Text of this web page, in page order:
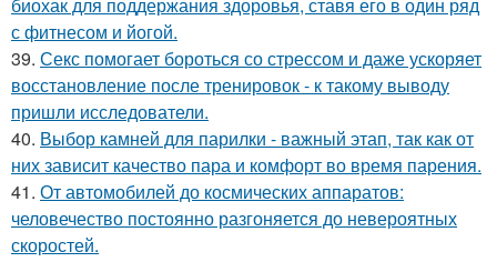
с фитнесом и йогой.
39. Секс помогает бороться со стрессом и даже ускоряет
восстановление после тренировок - к такому выводу
пришли исследователи.
40. Выбор камней для парилки - важный этап, так как от
них зависит качество пара и комфорт во время парения.
41. От автомобилей до космических аппаратов:
человечество постоянно разгоняется до невероятных
скоростей.